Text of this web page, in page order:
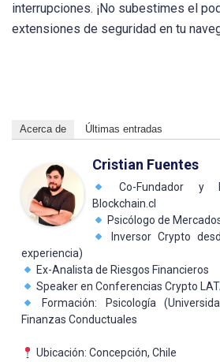
interrupciones. ¡No subestimes el
extensiones de seguridad en tu
Acerca de Últimas entradas
Cristian Fuentes
Co-Fundador y
Blockchain.cl
Psicólogo de
Inversor Crypto
experiencia)
Ex-Analista de Riesgos Financieros
Speaker en Conferencias Crypto
Formación: Psicología
Finanzas Conductuales
Ubicación: Concepción, Chile